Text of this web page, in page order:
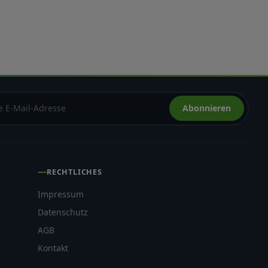
Abonnieren
RECHTLICHES
Impressum
Datenschutz
AGB
Kontakt